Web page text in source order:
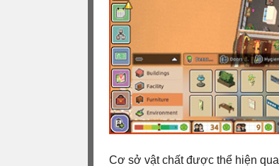
Cơ sở vật chất được thể hiện qua